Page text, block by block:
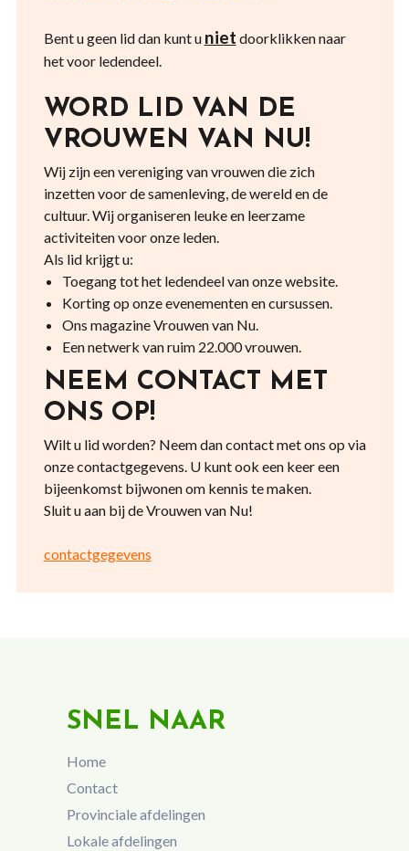
Bent u geen lid dan kunt u niet doorklikken naar
het voor ledendeel.
WORD LID VAN DE
VROUWEN VAN NU!
Wij zijn een vereniging van vrouwen die zich
inzetten voor de samenleving, de wereld en de
cultuur. Wij organiseren leuke en leerzame
activiteiten voor onze leden.
Als lid krijgt u:
Toegang tot het ledendeel van onze website.
Korting op onze evenementen en cursussen.
Ons magazine Vrouwen van Nu.
Een netwerk van ruim 22.000 vrouwen.
NEEM CONTACT MET
ONS OP!
Wilt u lid worden? Neem dan contact met ons op via
onze contactgegevens. U kunt ook een keer een
bijeenkomst bijwonen om kennis te maken.
Sluit u aan bij de Vrouwen van Nu!
contactgegevens
SNEL NAAR
Home
Contact
Provinciale afdelingen
Lokale afdelingen